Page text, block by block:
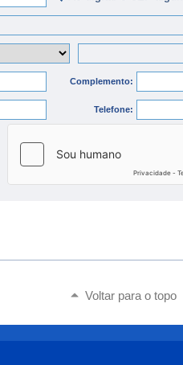
Complemento:
Telefone:
Voltar para o topo